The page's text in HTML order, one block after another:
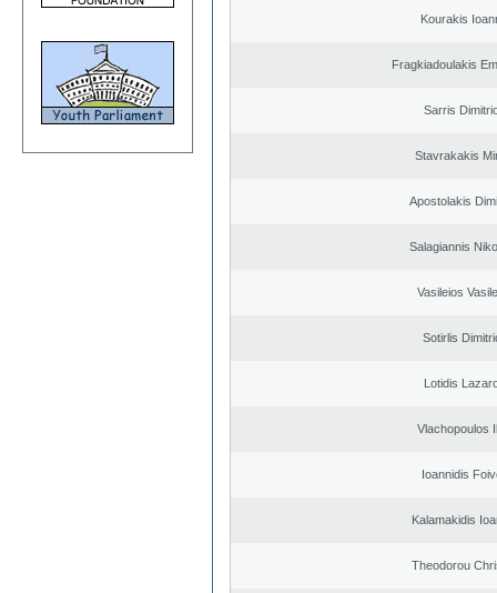
Kourakis
Fragkiadoulakis
Sarris
Stavrakakis
Apostolakis
Salagiannis
Vasileios
Sotirlis
Lotidis
Vlachopoulos
Ioannidis
Kalamakidis
Theodorou